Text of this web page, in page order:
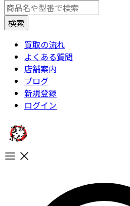
買取の流れ
よくある質問
店舗案内
ブログ
新規登録
ログイン